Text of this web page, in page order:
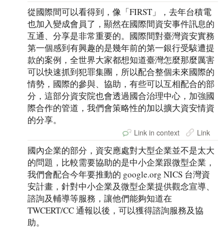
從國際間可以看得到，像「FIRST」，去年台積電
也加入變成會員了，顯然在國際間資安事件訊息的
互通、分享是非常重要的。國際間對臺灣資安實務
第一個感到有興趣的是幾年前的第一銀行受駭遭提
款的案例，全世界大家都想知道臺灣怎麼那麼厲害
可以快速抓到犯罪集團，所以配合整個未來國際的
情勢，國際的參與、協助，有些可以互相配合的部
分，這部分資安院也會透過國合治理中心，加強國
際合作的管道，我們會策略性的加以擴大資安情資
的分享。
Link in context Link
國內企業的部分，資安應處對大型企業並不是太大
的問題，比較需要協助的是中小企業跟微型企業，
我們會配合今年要推動的 google.org NICS 台灣資
安計畫，針對中小企業及微型企業提供觀念宣導、
諮詢及輔導等服務，讓他們能夠知道在
TWCERT/CC 通報以後，可以獲得諮詢服務及協
助。